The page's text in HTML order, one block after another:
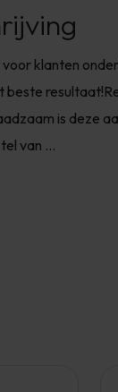
klanten
is deze
van ...